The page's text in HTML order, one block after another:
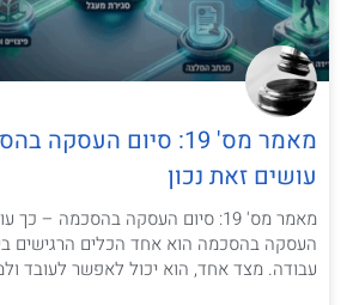
מאמר מס' 19: סיום
עושים זאת נכון
מאמר מס' 19: סיום העסקה בהסכמה –
העסקה בהסכמה הוא אחד הכלים הרגישים
עבודה. מצד אחד, הוא יכול לאפשר לעובד